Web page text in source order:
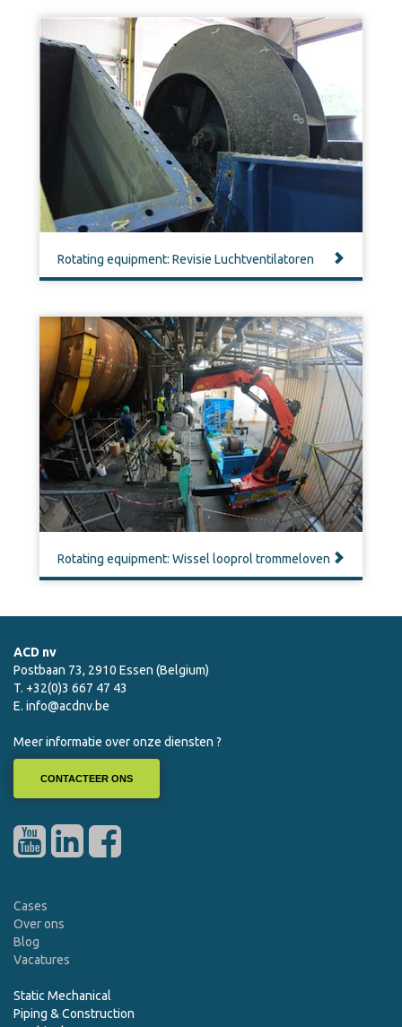
Rotating equipment: Revisie Luchtventilatoren
Rotating equipment: Wissel looprol trommeloven
ACD nv
Postbaan 73, 2910 Essen (Belgium)
T. +32(0)3 667 47 43
E. info@acdnv.be
Meer informatie over onze diensten ?
CONTACTEER ONS
Cases
Over ons
Blog
Vacatures
Static Mechanical
Piping & Construction